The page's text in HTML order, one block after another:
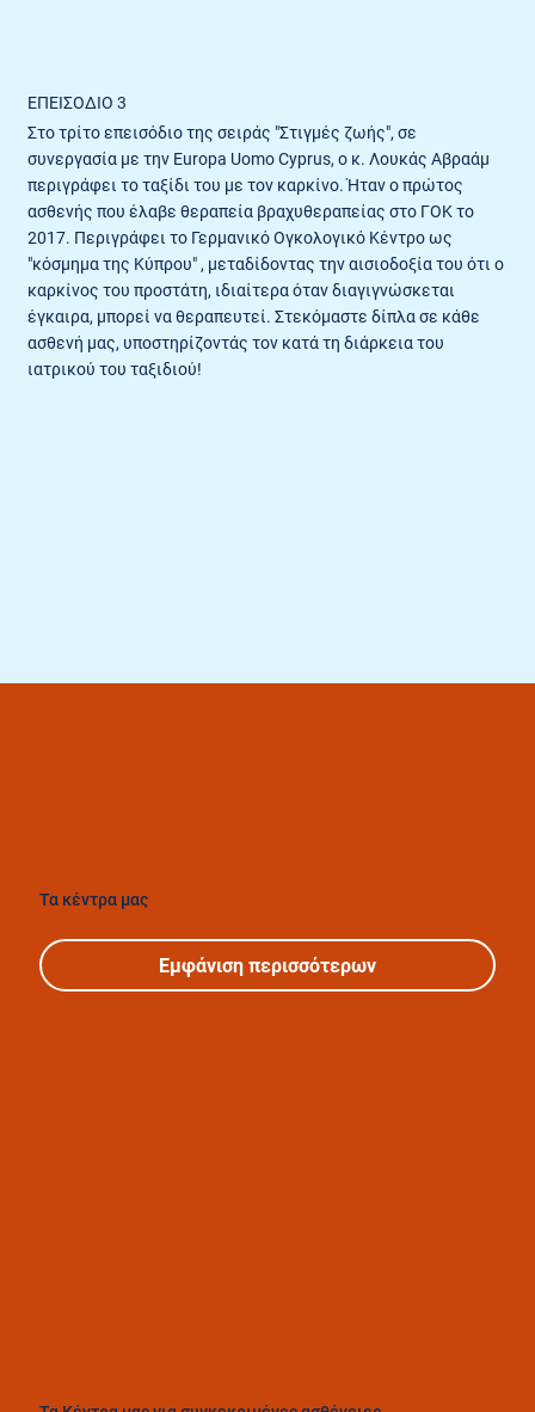
Τα κέντρα μας
Εμφάνιση περισσότερων
ΕΠΕΙΣΌΔΙΟ 3
Στο τρίτο επεισόδιο της σειράς "Στιγμές ζωής", σε
συνεργασία με την Europa Uomo Cyprus, ο κ. Λουκάς Αβραάμ
περιγράφει το ταξίδι του με τον καρκίνο. Ήταν ο πρώτος
ασθενής που έλαβε θεραπεία βραχυθεραπείας στο ΓΟΚ το
2017. Περιγράφει το Γερμανικό Ογκολογικό Κέντρο ως
"κόσμημα της Κύπρου" , μεταδίδοντας την αισιοδοξία του ότι ο
καρκίνος του προστάτη, ιδιαίτερα όταν διαγιγνώσκεται
έγκαιρα, μπορεί να θεραπευτεί. Στεκόμαστε δίπλα σε κάθε
ασθενή μας, υποστηρίζοντάς τον κατά τη διάρκεια του
ιατρικού του ταξιδιού!